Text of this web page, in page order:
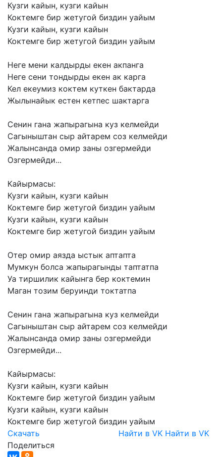
Кузги кайын, кузги кайын
Коктемге бир жетугой биздин уайым
Кузги кайын, кузги кайын
Коктемге бир жетугой биздин уайым
Неге мени калдырды екен акпанга
Неге сени тондырды екен ак карга
Кел екеумиз коктем куткен бактарда
Жылынайык естен кетпес шактарга
Сенин гана жапырагына куз келмейди
Сагыныштан сыр айтарем соз келмейди
Жалынсанда омир заны озгермейди
Озгермейди...
Кайырмасы:
Кузги кайын, кузги кайын
Коктемге бир жетугой биздин уайым
Кузги кайын, кузги кайын
Коктемге бир жетугой биздин уайым
Отер омир аязда ыстык аптапта
Мумкун болса жапырагынды таптатпа
Уа тиршилик кайынга бер коктемин
Маган тозим беруинди токтатпа
Сенин гана жапырагына куз келмейди
Сагыныштан сыр айтарем соз келмейди
Жалынсанда омир заны озгермейди
Озгермейди...
Кайырмасы:
Кузги кайын, кузги кайын
Коктемге бир жетугой биздин уайым
Кузги кайын, кузги кайын
Коктемге бир жетугой биздин уайым
Скачать
Найти в VK Найти в VK
Поделиться